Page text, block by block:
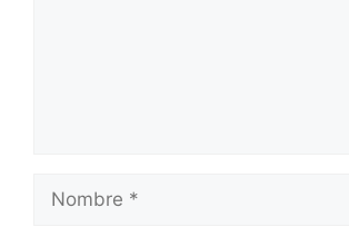
Nombre